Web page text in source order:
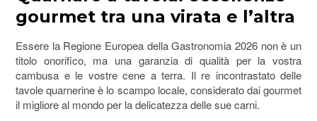
gourmet tra una virata e l’altra
Essere la Regione Europea della Gastronomia 2026 non è un
titolo onorifico, ma una garanzia di qualità per la vostra
cambusa e le vostre cene a terra. Il re incontrastato delle
tavole quarnerine è lo scampo locale, considerato dai gourmet
il migliore al mondo per la delicatezza delle sue carni.